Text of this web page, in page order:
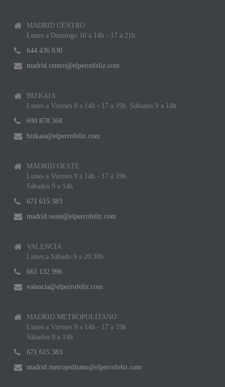
MADRID CENTRO
Lunes a Domingo 10 a 14h - 17 a 21h
644 436 630
madrid.centro@elperrofeliz.com
BIZKAIA
Lunes a Viernes 9 a 14h - 17 a 19h. Sábados 9 a 14h.
690 878 368
bizkaia@elperrofeliz.com
MADRID OESTE
Lunes a Viernes 9 a 14h - 17 a 19h
Sábados 9 a 14h
671 615 383
madrid.oeste@elperrofeliz.com
VALENCIA
Lunes a Sábado 9 a 20:30h
663 132 996
valencia@elperrofeliz.com
MADRID METROPOLITANO
Lunes a Viernes 9 a 14h - 17 a 19h
Sábados 9 a 14h
671 615 383
madrid.metropolitano@elperrofeliz.com